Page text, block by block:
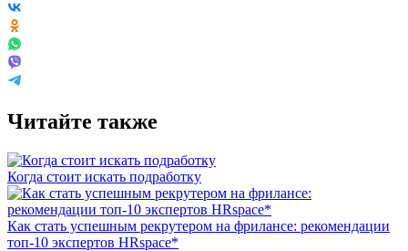
Читайте также
Когда стоит искать подработку
Как стать успешным рекрутером на фрилансе: рекомендации
топ-10 экспертов HRspace*